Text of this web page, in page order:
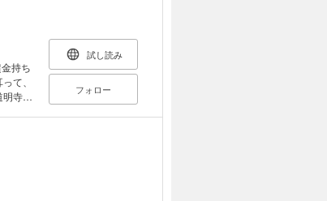
持ち
て、
寺司
試し読み
フォロー